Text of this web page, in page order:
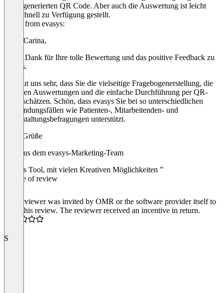
einen generierten QR Code. Aber auch die Auswertung ist leicht
und schnell zu Verfügung gestellt.
Reply from evasys:
Hallo Carina,
vielen Dank für Ihre tolle Bewertung und das positive Feedback zu
evasys.
Es freut uns sehr, dass Sie die vielseitige Fragebogenerstellung, die
flexiblen Auswertungen und die einfache Durchführung per QR-
Code schätzen. Schön, dass evasys Sie bei so unterschiedlichen
Anwendungsfällen wie Patienten-, Mitarbeitenden- und
Veranstaltungsbefragungen unterstützt.
Viele Grüße
Jana aus dem evasys-Marketing-Team
“Tolles Tool, mit vielen Kreativen Möglichkeiten ”
Source of review
The reviewer was invited by OMR or the software provider itself to
write this review. The reviewer received an incentive in return.
S